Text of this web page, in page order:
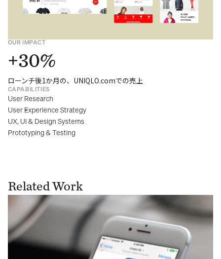
OUR IMPACT
+30%
ローンチ後1か月の、UNIQLO.comでの売上
CAPABILITIES
User Research
User Experience Strategy
UX, UI & Design Systems
Prototyping & Testing
Related Work